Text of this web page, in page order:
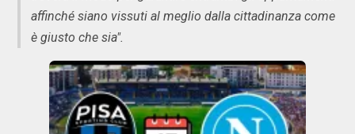
affinché siano vissuti al meglio dalla cittadinanza come
è giusto che sia".